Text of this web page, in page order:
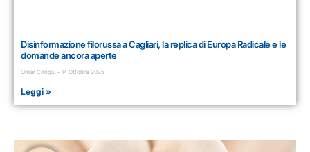
Disinformazione filorussa a Cagliari, la replica di Europa Radicale e le
domande ancora aperte
Omar Congiu 14 Ottobre 2025
Leggi »